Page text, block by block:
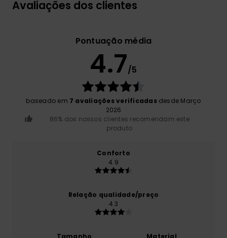
Avaliações dos clientes
Pontuação média
4.7/5
baseado em 7 avaliações verificadasdesde Março
2026
86% dos nossos clientes recomendam este
produto
Conforto
4.9
Relação qualidade/preço
4.3
Tamanho Material